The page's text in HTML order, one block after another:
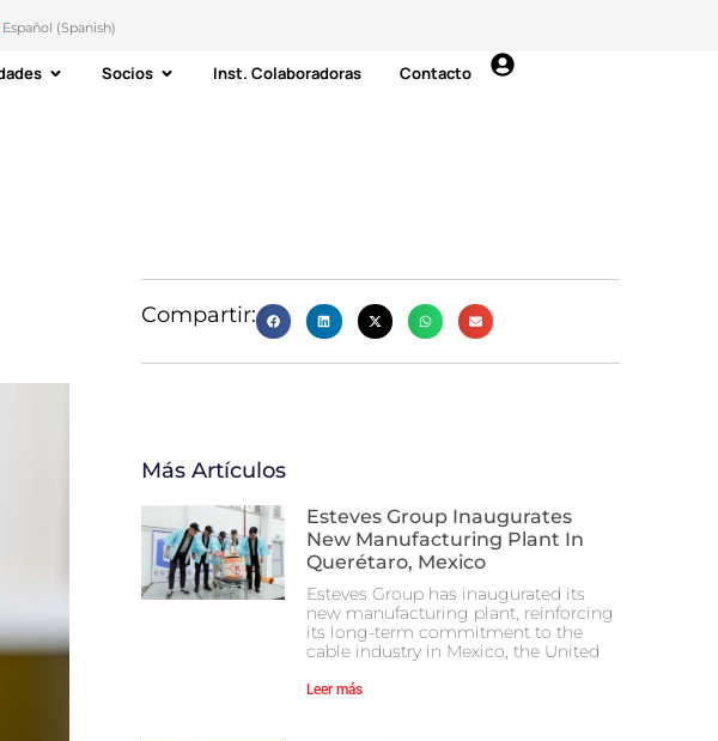
Español (Spanish)
Socios Inst. Colaboradoras Contacto
Compartir:
Más Artículos
Esteves Group Inaugurates
New Manufacturing Plant In
Querétaro, Mexico
Esteves Group has inaugurated its
new manufacturing plant, reinforcing
its long-term commitment to the
cable industry in Mexico, the United
Leer más